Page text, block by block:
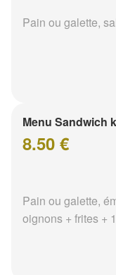
Pain ou galette,
Menu Sandwich
8.50 €
Pain ou galette,
oignons + frites +